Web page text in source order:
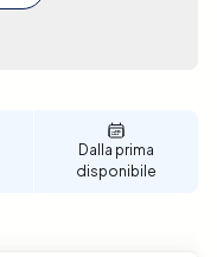
Dalla prima
disponibile